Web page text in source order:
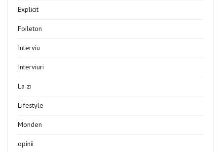
Explicit
Foileton
Interviu
Interviuri
La zi
Lifestyle
Monden
opinii